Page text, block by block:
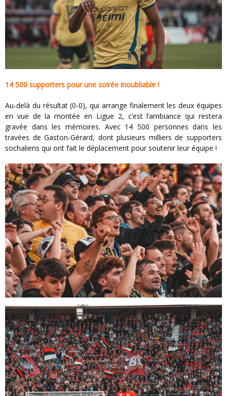
14 500 supporters pour une soirée inoubliable !
Au-delà du résultat (0-0), qui arrange finalement les deux équipes
en vue de la montée en Ligue 2, c’est l’ambiance qui restera
gravée dans les mémoires. Avec 14 500 personnes dans les
travées de Gaston-Gérard, dont plusieurs milliers de supporters
sochaliens qui ont fait le déplacement pour soutenir leur équipe !